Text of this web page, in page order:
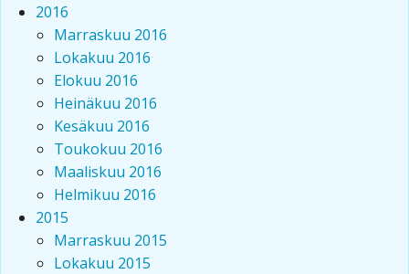
2016
Marraskuu 2016
Lokakuu 2016
Elokuu 2016
Heinäkuu 2016
Kesäkuu 2016
Toukokuu 2016
Maaliskuu 2016
Helmikuu 2016
2015
Marraskuu 2015
Lokakuu 2015